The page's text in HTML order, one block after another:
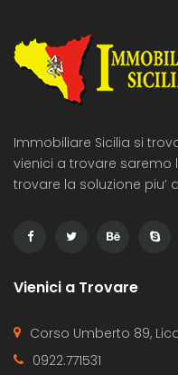
Immobiliare Sicilia si
vienici a trovare saremo
trovare la soluzione piu’
Vienici a Trovare
Corso Umberto 89,
0922.771531